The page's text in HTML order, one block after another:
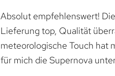
Absolut empfehlenswert!
Lieferung top, Qualität
meteorologische Touch hat
für mich die Supernova